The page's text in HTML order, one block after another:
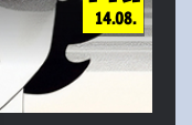
14.08.